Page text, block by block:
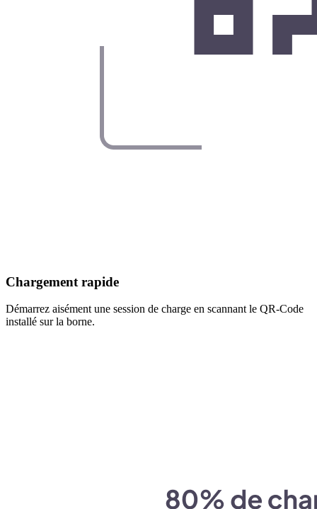
Chargement rapide
Démarrez aisément une session de charge en scannant le QR-Code
installé sur la borne.